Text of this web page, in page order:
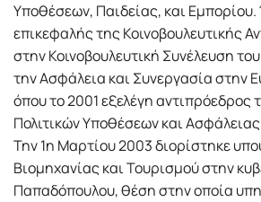
Υποθέσεων, Παιδείας, και
επικεφαλής της Κοινοβουλευτικής
στην Κοινοβουλευτική Συνέλευση
την Ασφάλεια και Συνεργασία
όπου το 2001 εξελέγη αντιπρόεδρος
Πολιτικών Υποθέσεων και
Την 1η Μαρτίου 2003 διορίστηκε
Βιομηχανίας και Τουρισμού στην
Παπαδόπουλου, θέση στην οποία